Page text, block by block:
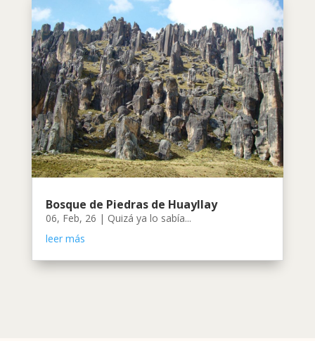
Bosque de Piedras de Huayllay
06, Feb, 26 | Quizá ya lo sabía...
leer más